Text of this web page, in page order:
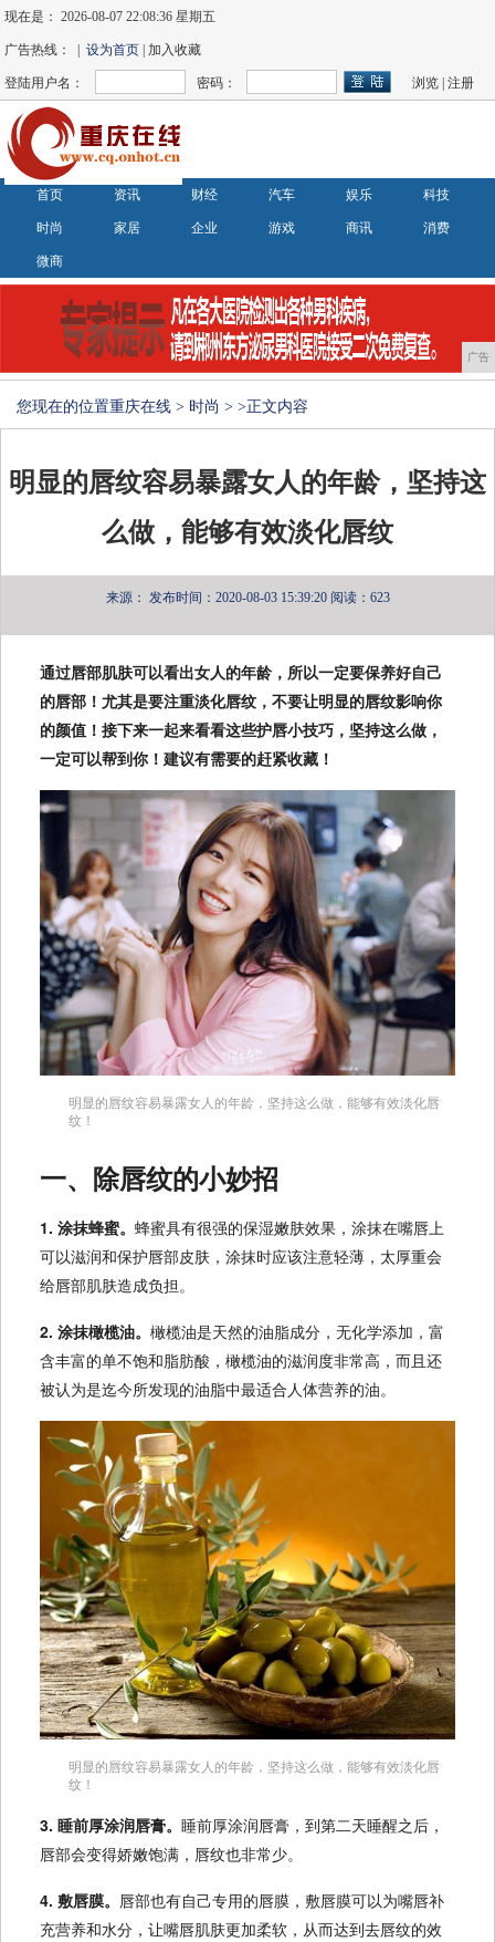
现在是：2026-08-07 22:08:37 星期五
广告热线： |设为首页 | 加入收藏
登陆用户名： 密码： 浏览 |注册
首页 资讯 财经 汽车 娱乐 科技
时尚 家居 企业 游戏 商讯 消费
微商
广告
您现在的位置重庆在线 > 时尚 > >正文内容
明显的唇纹容易暴露女人的年龄，坚持这
么做，能够有效淡化唇纹
来源： 发布时间：2020-08-03 15:39:20 阅读：623
通过唇部肌肤可以看出女人的年龄，所以一定要保养好自己
的唇部！尤其是要注重淡化唇纹，不要让明显的唇纹影响你
的颜值！接下来一起来看看这些护唇小技巧，坚持这么做，
一定可以帮到你！建议有需要的赶紧收藏！
明显的唇纹容易暴露女人的年龄，坚持这么做，能够有效淡化唇
纹！
一、除唇纹的小妙招
1. 涂抹蜂蜜。 蜂蜜具有很强的保湿嫩肤效果，涂抹在嘴唇上
可以滋润和保护唇部皮肤，涂抹时应该注意轻薄，太厚重会
给唇部肌肤造成负担。
2. 涂抹橄榄油。 橄榄油是天然的油脂成分，无化学添加，富
含丰富的单不饱和脂肪酸，橄榄油的滋润度非常高，而且还
被认为是迄今所发现的油脂中最适合人体营养的油。
明显的唇纹容易暴露女人的年龄，坚持这么做，能够有效淡化唇
纹！
3. 睡前厚涂润唇膏。 睡前厚涂润唇膏，到第二天睡醒之后，
唇部会变得娇嫩饱满，唇纹也非常少。
4. 敷唇膜。 唇部也有自己专用的唇膜，敷唇膜可以为嘴唇补
充营养和水分，让嘴唇肌肤更加柔软，从而达到去唇纹的效